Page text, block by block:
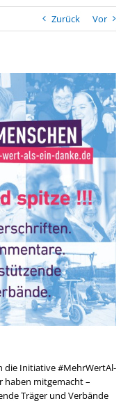
Zurück Vor
die Initia­ti­ve #Mehr­WertAl­
haben mit­ge­macht –
Trä­ger und Ver­bän­de